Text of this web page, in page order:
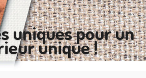
uniques pour un
unique !